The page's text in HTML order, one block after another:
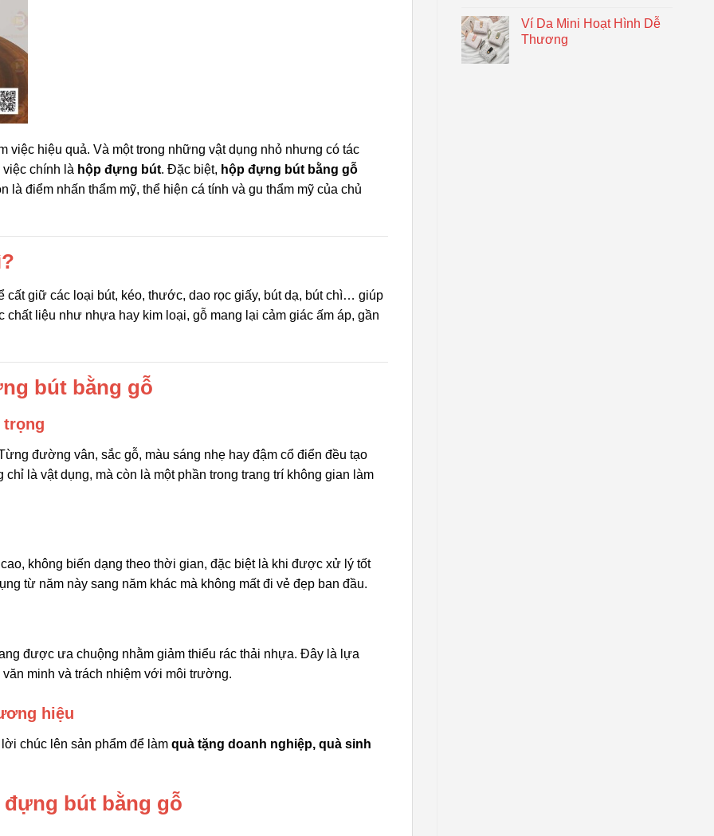
Ví Da Mini Hoạt Hình Dễ
Thương
việc hiệu quả. Và một trong những vật dụng nhỏ nhưng có tác
chính là hộp đựng bút. Đặc biệt, hộp đựng bút bằng gỗ
là điểm nhấn thẩm mỹ, thể hiện cá tính và gu thẩm mỹ của chủ
cất giữ các loại bút, kéo, thước, dao rọc giấy, bút dạ, bút chì… giúp
liệu như nhựa hay kim loại, gỗ mang lại cảm giác ấm áp, gần
bút bằng gỗ
trọng
đường vân, sắc gỗ, màu sáng nhẹ hay đậm cổ điển đều tạo
là vật dụng, mà còn là một phần trong trang trí không gian làm
không biến dạng theo thời gian, đặc biệt là khi được xử lý tốt
từ năm này sang năm khác mà không mất đi vẻ đẹp ban đầu.
được ưa chuộng nhằm giảm thiểu rác thải nhựa. Đây là lựa
minh và trách nhiệm với môi trường.
hiệu
chúc lên sản phẩm để làm quà tặng doanh nghiệp, quà sinh
đựng bút bằng gỗ